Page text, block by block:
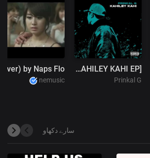
nemusic
Satyata ft.Fei & Pranihal [KAHILEY KAHI EP]
Prinkal G
سارے دکھاو